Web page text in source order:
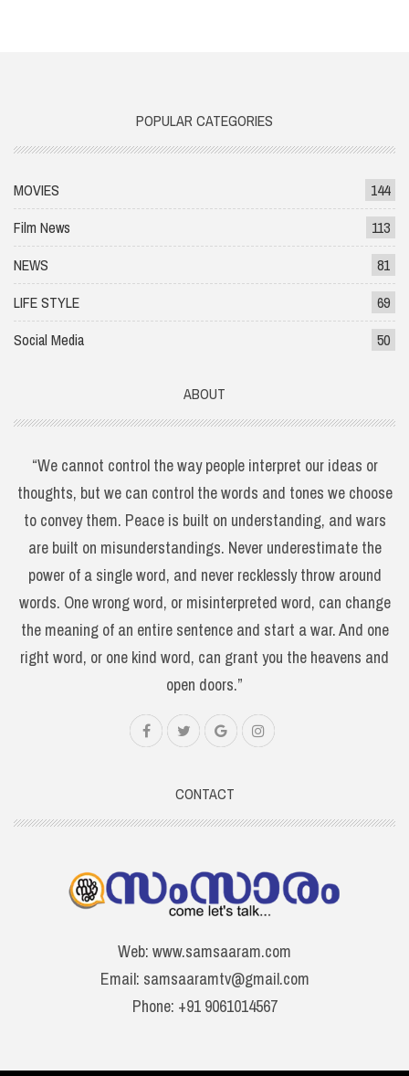
POPULAR CATEGORIES
MOVIES
144
Film News
113
NEWS
81
LIFE STYLE
69
Social Media
50
ABOUT
“We cannot control the way people interpret our ideas or
thoughts, but we can control the words and tones we choose
to convey them. Peace is built on understanding, and wars
are built on misunderstandings. Never underestimate the
power of a single word, and never recklessly throw around
words. One wrong word, or misinterpreted word, can change
the meaning of an entire sentence and start a war. And one
right word, or one kind word, can grant you the heavens and
open doors.”
CONTACT
Web: www.samsaaram.com
Email: samsaaramtv@gmail.com
Phone: +91 9061014567